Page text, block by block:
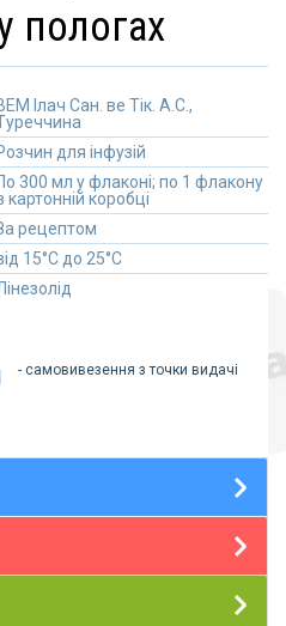
пологах
Ілач Сан. ве Тік. А.С.,
для інфузій
300 мл у флаконі; по 1 флакону
картонній коробці
рецептом
15°C до 25°C
- самовивезення з точки видачі